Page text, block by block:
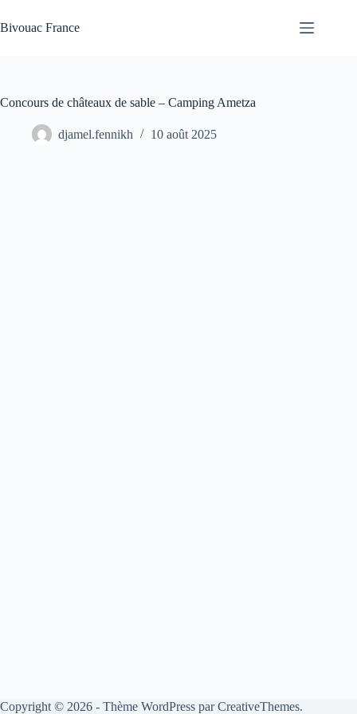
au
contenu
Bivouac France
Concours de châteaux de sable – Camping Ametza
djamel.fennikh 10 août 2025
Copyright © 2026 - Thème WordPress parCreativeThemes.